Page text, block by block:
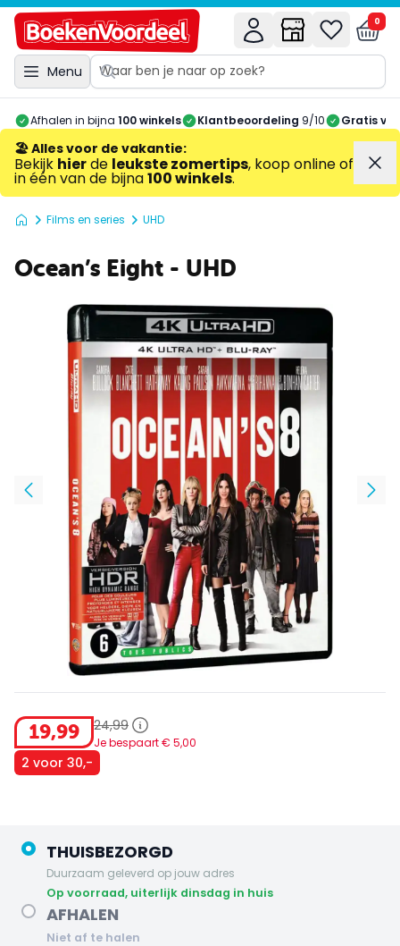
Menu
0
Afhalen in bijna 100 winkels Klantbeoordeling 9/10 Gratis
🏖️ Alles voor de vakantie:
Bekijk hierde leukste zomertips, koop online of
in één van de bijna100 winkels.
Films en series UHD
Ocean’s Eight - UHD
19,99 24,99
Je bespaart € 5,00
2 voor 30,-
THUISBEZORGD
Duurzaam geleverd op jouw adres
op voorraad, uiterlijk dinsdag in huis
AFHALEN
Niet af te halen